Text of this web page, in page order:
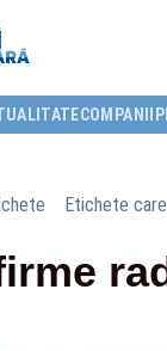
COMPANII
Etichete